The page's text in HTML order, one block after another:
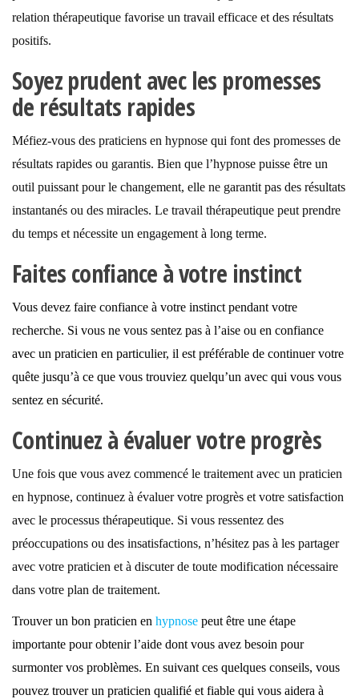
relation thérapeutique favorise un travail efficace et des résultats
positifs.
Soyez prudent avec les promesses
de résultats rapides
Méfiez-vous des praticiens en hypnose qui font des promesses de
résultats rapides ou garantis. Bien que l’hypnose puisse être un
outil puissant pour le changement, elle ne garantit pas des résultats
instantanés ou des miracles. Le travail thérapeutique peut prendre
du temps et nécessite un engagement à long terme.
Faites confiance à votre instinct
Vous devez faire confiance à votre instinct pendant votre
recherche. Si vous ne vous sentez pas à l’aise ou en confiance
avec un praticien en particulier, il est préférable de continuer votre
quête jusqu’à ce que vous trouviez quelqu’un avec qui vous vous
sentez en sécurité.
Continuez à évaluer votre progrès
Une fois que vous avez commencé le traitement avec un praticien
en hypnose, continuez à évaluer votre progrès et votre satisfaction
avec le processus thérapeutique. Si vous ressentez des
préoccupations ou des insatisfactions, n’hésitez pas à les partager
avec votre praticien et à discuter de toute modification nécessaire
dans votre plan de traitement.
Trouver un bon praticien en hypnose peut être une étape
importante pour obtenir l’aide dont vous avez besoin pour
surmonter vos problèmes. En suivant ces quelques conseils, vous
pouvez trouver un praticien qualifié et fiable qui vous aidera à